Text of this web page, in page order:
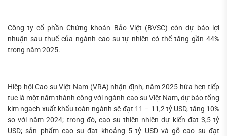
Công ty cổ phần Chứng khoán Bảo Việt (BVSC) còn dự báo lợi
nhuận sau thuế của ngành cao su tự nhiên có thể tăng gần 44%
trong năm 2025.
Hiệp hội Cao su Việt Nam (VRA) nhận định, năm 2025 hứa hẹn tiếp
tục là một năm thành công với ngành cao su Việt Nam, dự báo tổng
kim ngạch xuất khẩu toàn ngành sẽ đạt 11 – 11,2 tỷ USD, tăng 10%
so với năm 2024; trong đó, cao su thiên nhiên dự kiến đạt 3,5 tỷ
USD; sản phẩm cao su đạt khoảng 5 tỷ USD và gỗ cao su đạt